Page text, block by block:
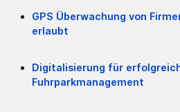
GPS Überwachung von
erlaubt
Digitalisierung für
Fuhrparkmanagement